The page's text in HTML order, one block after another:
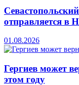
отправляется в
01.08.2026
Гергиев может
этом году